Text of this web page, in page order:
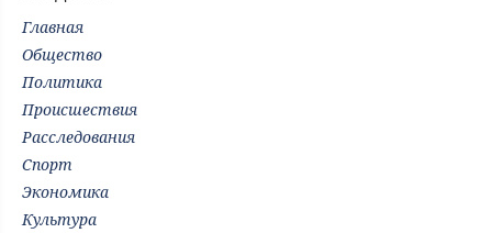
Главная
Общество
Политика
Происшествия
Расследования
Спорт
Экономика
Культура